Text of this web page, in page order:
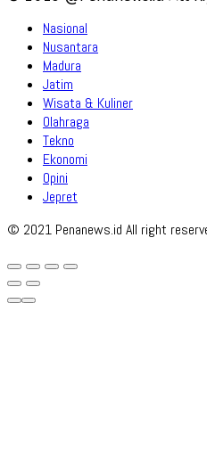
Nasional
Nusantara
Madura
Jatim
Wisata & Kuliner
Olahraga
Tekno
Ekonomi
Opini
Jepret
© 2021 Penanews.id All right